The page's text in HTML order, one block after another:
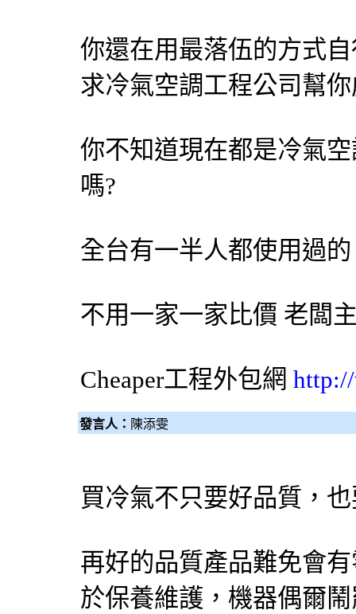
你還在用最落伍的方式
求冷氣空調工程公司幫
你不知道現在都是冷氣
嗎?
全台有一半人都使用過
不用一家一家比價 老闆
Cheaper工程外包網
發言人： 陳添雯
買冷氣不只要好品質，
再好的品質產品難免會
於保養維護，機器偶爾